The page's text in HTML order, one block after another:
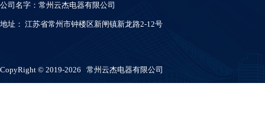
公司名字：常州云杰电器有限公司
地址： 江苏省常州市钟楼区新闸镇新龙路2-12号
CopyRight © 2019-2026 常州云杰电器有限公司